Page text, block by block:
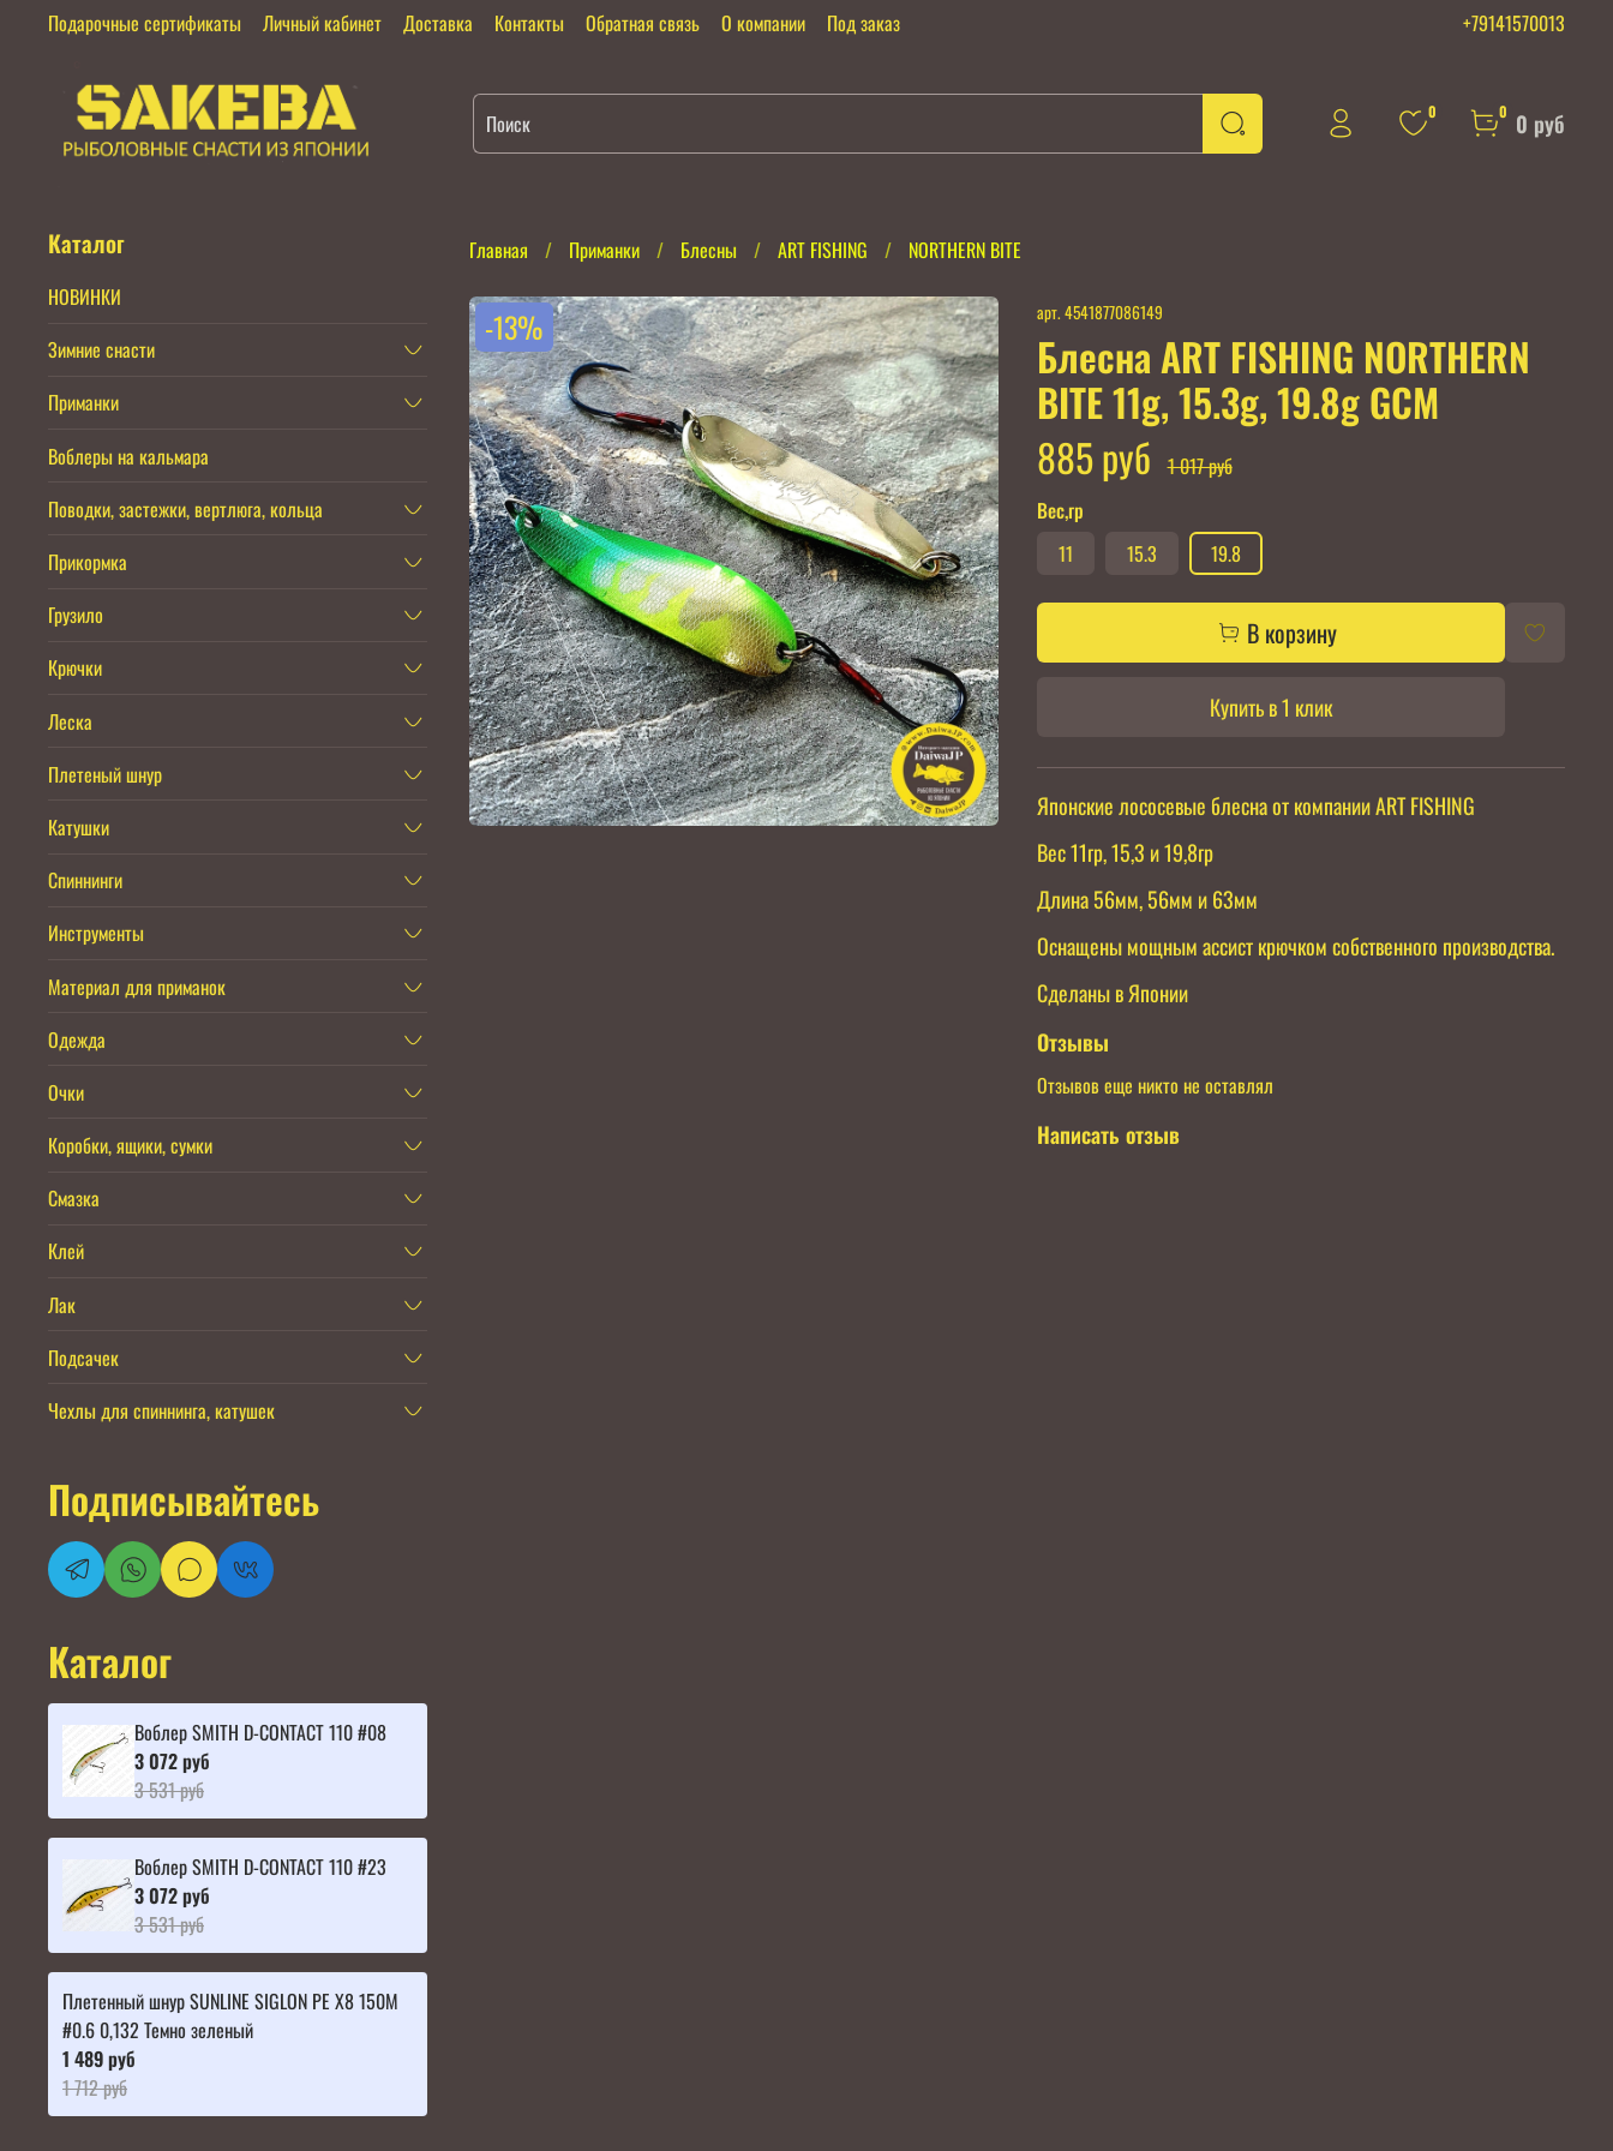
Подарочные сертификаты Личный кабинет Доставка Контакты Обратная связь О компании Под заказ +79141570013
0 0 0 руб
Главная Приманки Блесны ART FISHING NORTHERN BITE
-13% арт. 4541877086149
Блесна ART FISHING NORTHERN
BITE 11g, 15.3g, 19.8g GCM
885 руб
1 017 руб
Вес,гр
11
15.3 19.8
В корзину
Купить в 1 клик
Японские лососевые блесна от компании ART FISHING
Вес 11гр, 15,3 и 19,8гр
Длина 56мм, 56мм и 63мм
Оснащены мощным ассист крючком собственного производства.
Сделаны в Японии
Отзывы
Отзывов еще никто не оставлял
Написать отзыв
Каталог
НОВИНКИ
Зимние снасти
Приманки
Воблеры на кальмара
Поводки, застежки, вертлюга, кольца
Прикормка
Грузило
Крючки
Леска
Плетеный шнур
Катушки
Спиннинги
Инструменты
Материал для приманок
Одежда
Очки
Коробки, ящики, сумки
Смазка
Клей
Лак
Подсачек
Чехлы для спиннинга, катушек
Подписывайтесь
Каталог
Воблер SMITH D-CONTACT 110 #08
3 072 руб
3 531 руб
Воблер SMITH D-CONTACT 110 #23
3 072 руб
3 531 руб
Плетенный шнур SUNLINE SIGLON PE X8 150M
#0.6 0,132 Темно зеленый
1 489 руб
1 712 руб